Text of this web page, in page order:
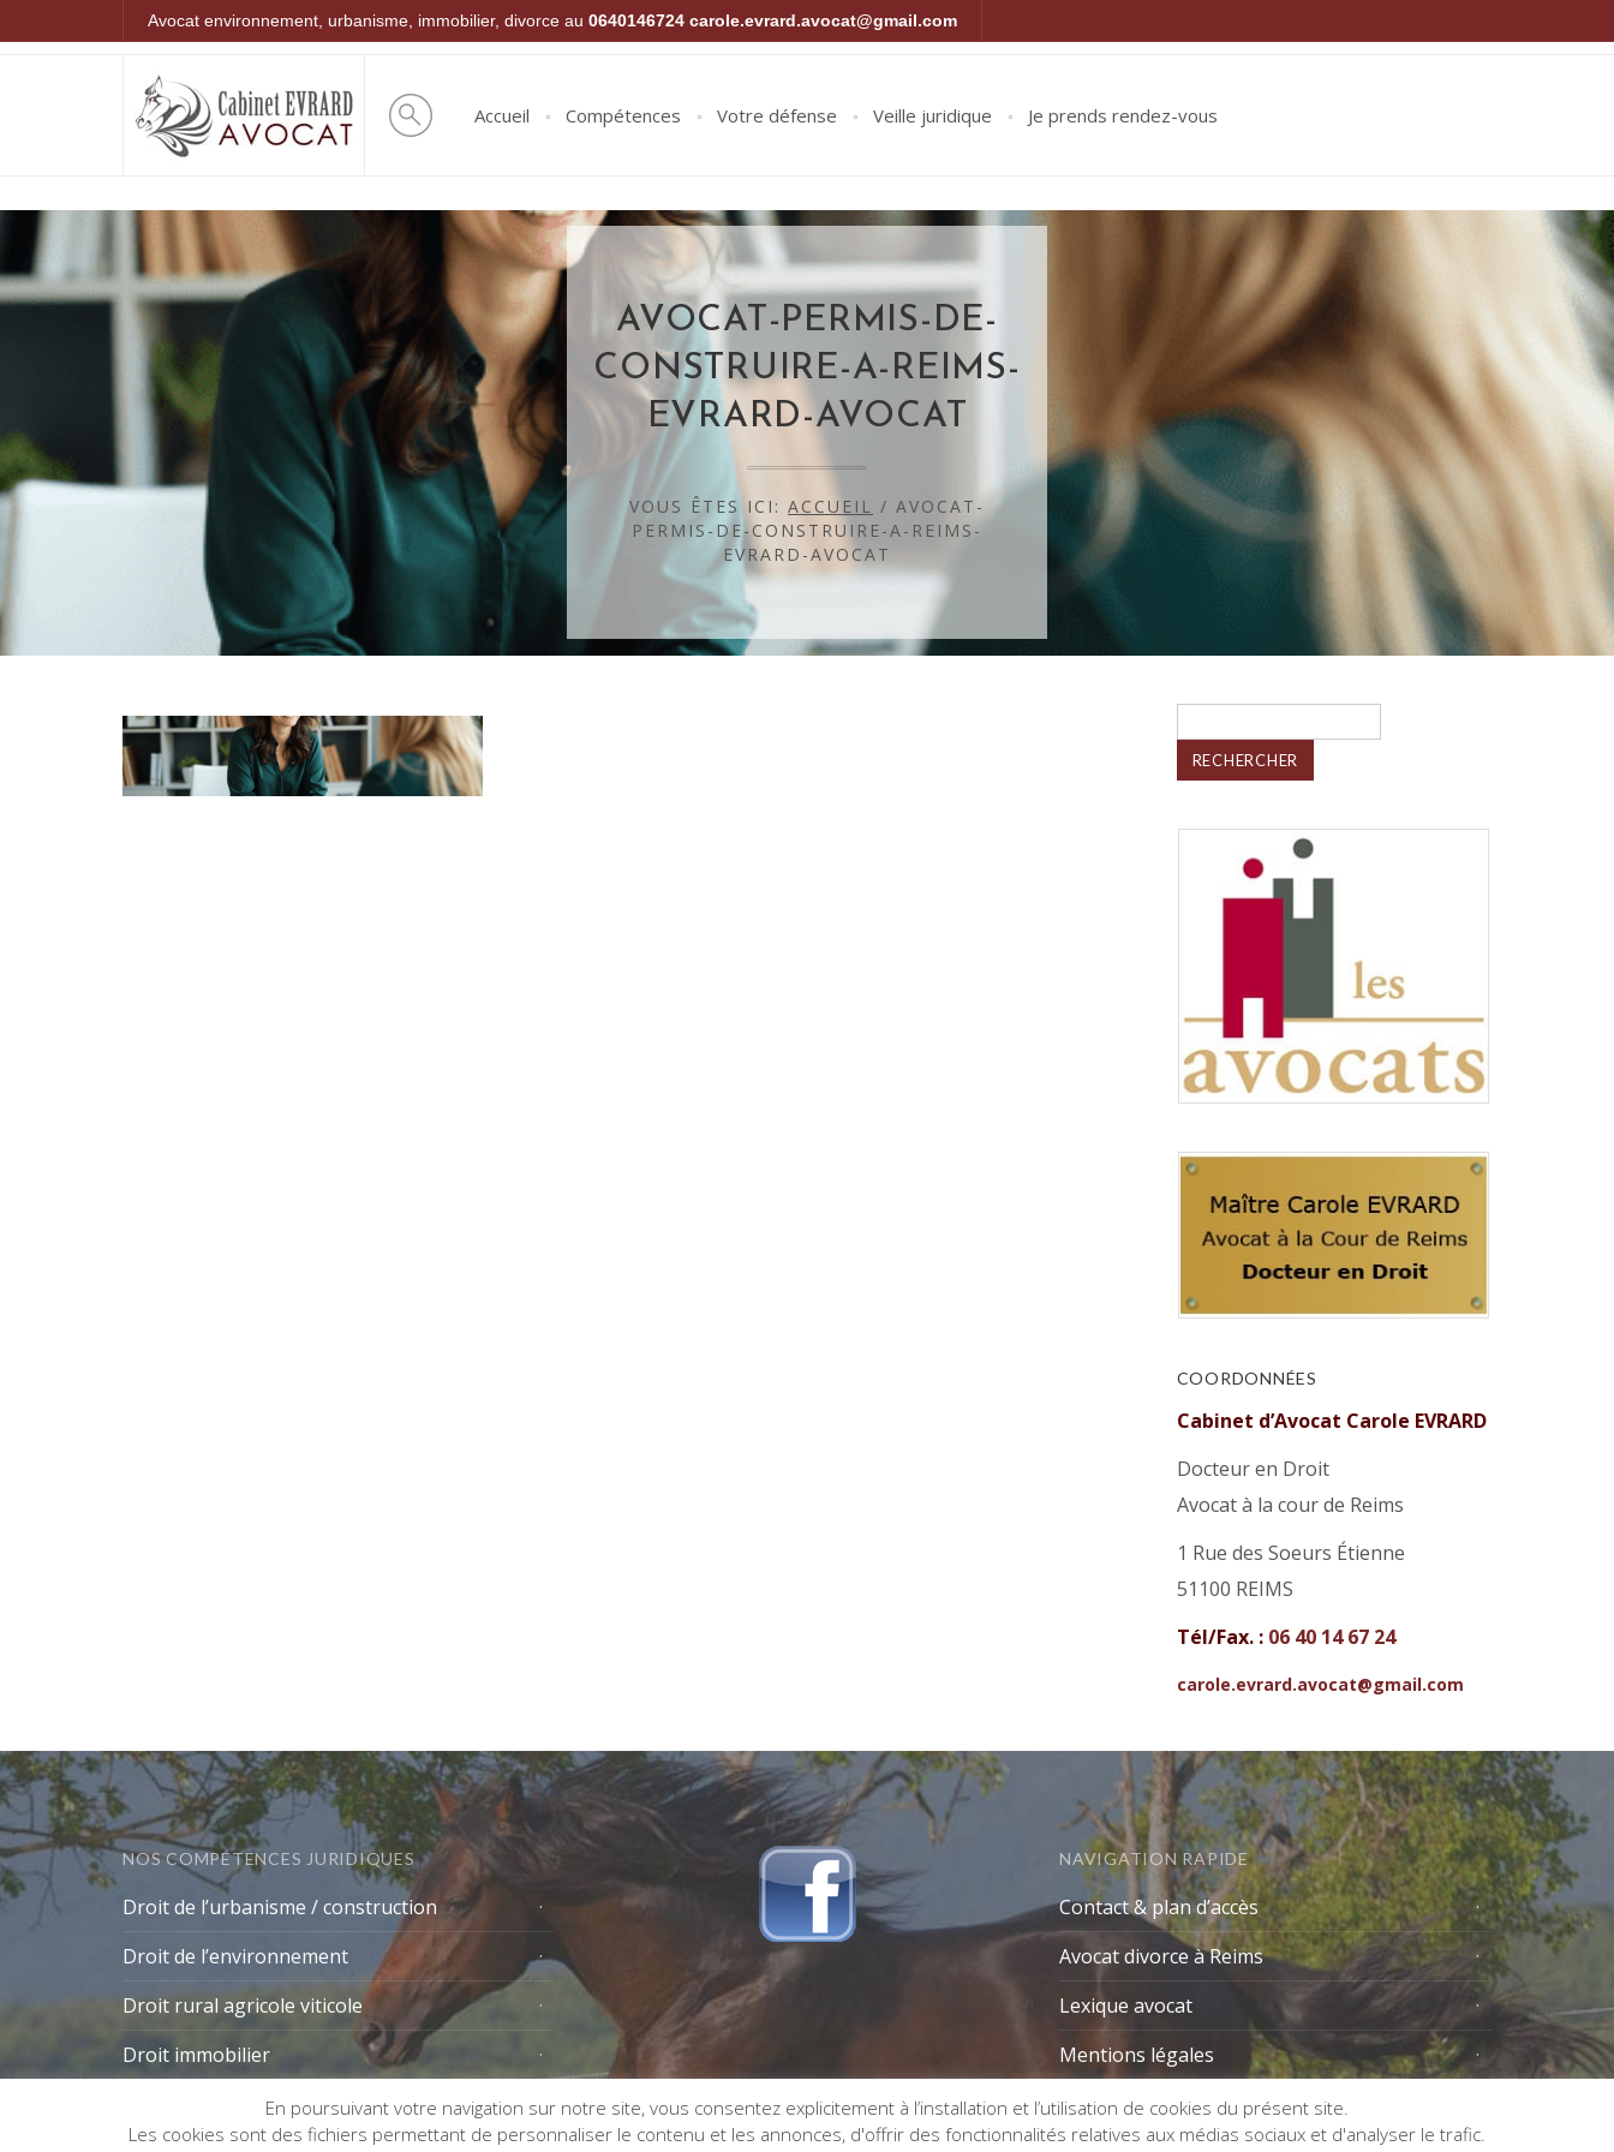
Avocat environnement, urbanisme, immobilier, divorce au 0640146724 carole.evrard.avocat@gmail.com
Accueil Compétences Votre défense Veille juridique Je prends rendez-vous
AVOCAT-PERMIS-DE-
CONSTRUIRE-A-REIMS-
EVRARD-AVOCAT
VOUS ÊTES ICI: ACCUEIL / AVOCAT-
PERMIS-DE-CONSTRUIRE-A-REIMS-
EVRARD-AVOCAT
COORDONNÉES
Cabinet d’Avocat Carole EVRARD
Docteur en Droit
Avocat à la cour de Reims
1 Rue des Soeurs Étienne
51100 REIMS
Tél/Fax. : 06 40 14 67 24
carole.evrard.avocat@gmail.com
NOS COMPÉTENCES JURIDIQUES
Droit de l’urbanisme / construction
Droit de l’environnement
Droit rural agricole viticole
Droit immobilier
NAVIGATION RAPIDE
Contact & plan d’accès
Avocat divorce à Reims
Lexique avocat
Mentions légales
Gestion des cookies
En poursuivant votre navigation sur notre site, vous consentez explicitement à l’installation et l’utilisation de cookies du présent site.
Les cookies sont des fichiers permettant de personnaliser le contenu et les annonces, d'offrir des fonctionnalités relatives aux médias sociaux et d'analyser le trafic.